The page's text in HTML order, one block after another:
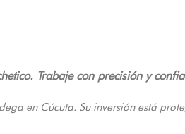
Trabaje con precisión y
en Cúcuta. Su inversión está